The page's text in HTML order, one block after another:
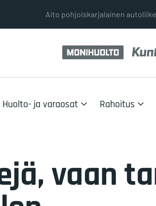
Aito pohjoiskarjalainen autoliike
Huolto- ja varaosat Rahoitus
vaan